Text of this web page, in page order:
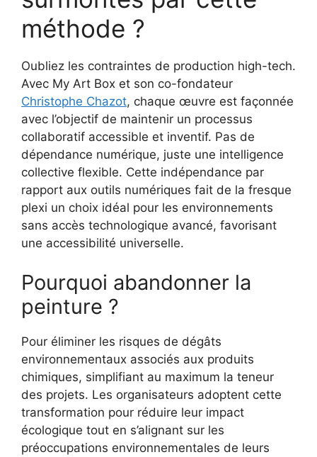
méthode ?
Oubliez les contraintes de production high-tech.
Avec My Art Box et son co-fondateur
Christophe Chazot, chaque œuvre est façonnée
avec l’objectif de maintenir un processus
collaboratif accessible et inventif. Pas de
dépendance numérique, juste une intelligence
collective flexible. Cette indépendance par
rapport aux outils numériques fait de la fresque
plexi un choix idéal pour les environnements
sans accès technologique avancé, favorisant
une accessibilité universelle.
Pourquoi abandonner la
peinture ?
Pour éliminer les risques de dégâts
environnementaux associés aux produits
chimiques, simplifiant au maximum la teneur
des projets. Les organisateurs adoptent cette
transformation pour réduire leur impact
écologique tout en s’alignant sur les
préoccupations environnementales de leurs